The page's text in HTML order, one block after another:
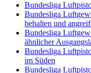
Bundesliga
Bundesliga
behalten und
Bundesliga
ähnlicher
Bundesliga
im Süden
Bundesliga